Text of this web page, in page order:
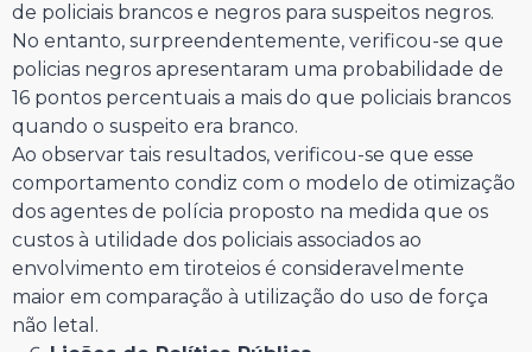
de policiais brancos e negros para suspeitos negros.
No entanto, surpreendentemente, verificou-se que
policias negros apresentaram uma probabilidade de
16 pontos percentuais a mais do que policiais brancos
quando o suspeito era branco.
Ao observar tais resultados, verificou-se que esse
comportamento condiz com o modelo de otimização
dos agentes de polícia proposto na medida que os
custos à utilidade dos policiais associados ao
envolvimento em tiroteios é consideravelmente
maior em comparação à utilização do uso de força
não letal.